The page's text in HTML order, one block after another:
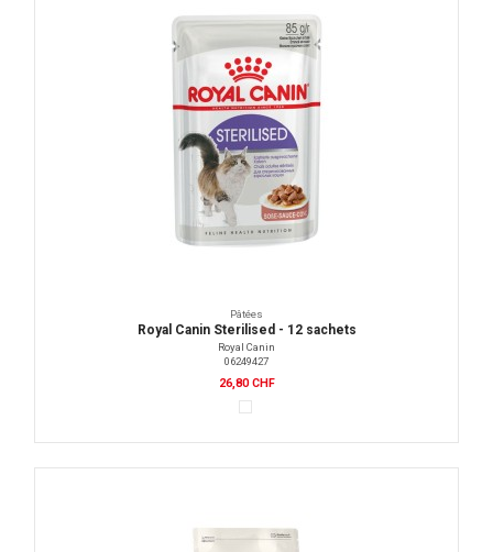
Pâtées
Royal Canin Sterilised - 12 sachets
Royal Canin
06249427
26,80 CHF